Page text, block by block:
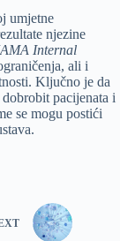
umjetne
njezine
Internal
ali i
Ključno je da
pacijenata i
se mogu postići